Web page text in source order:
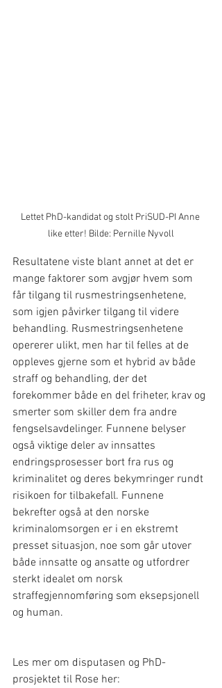
Lettet PhD-kandidat og stolt PriSUD-PI Anne
like etter! Bilde: Pernille Nyvoll
Resultatene viste blant annet at det er
mange faktorer som avgjør hvem som
får tilgang til rusmestringsenhetene,
som igjen påvirker tilgang til videre
behandling. Rusmestringsenhetene
opererer ulikt, men har til felles at de
oppleves gjerne som et hybrid av både
straff og behandling, der det
forekommer både en del friheter, krav og
smerter som skiller dem fra andre
fengselsavdelinger. Funnene belyser
også viktige deler av innsattes
endringsprosesser bort fra rus og
kriminalitet og deres bekymringer rundt
risikoen for tilbakefall. Funnene
bekrefter også at den norske
kriminalomsorgen er i en ekstremt
presset situasjon, noe som går utover
både innsatte og ansatte og utfordrer
sterkt idealet om norsk
straffegjennomføring som eksepsjonell
og human.
Les mer om disputasen og PhD-
prosjektet til Rose her: